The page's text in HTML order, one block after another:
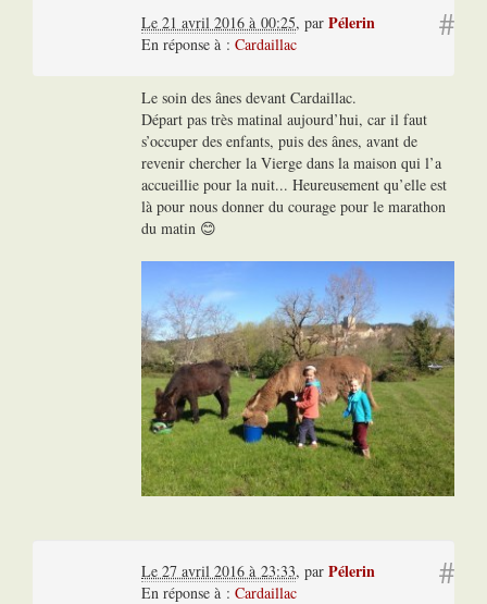
#
Le 21 avril 2016 à 00:25, par Pélerin
En réponse à : Cardaillac
Le soin des ânes devant Cardaillac.
Départ pas très matinal aujourd’hui, car il faut
s’occuper des enfants, puis des ânes, avant de
revenir chercher la Vierge dans la maison qui l’a
accueillie pour la nuit... Heureusement qu’elle est
là pour nous donner du courage pour le marathon
du matin 😊
#
Le 27 avril 2016 à 23:33, par Pélerin
En réponse à : Cardaillac